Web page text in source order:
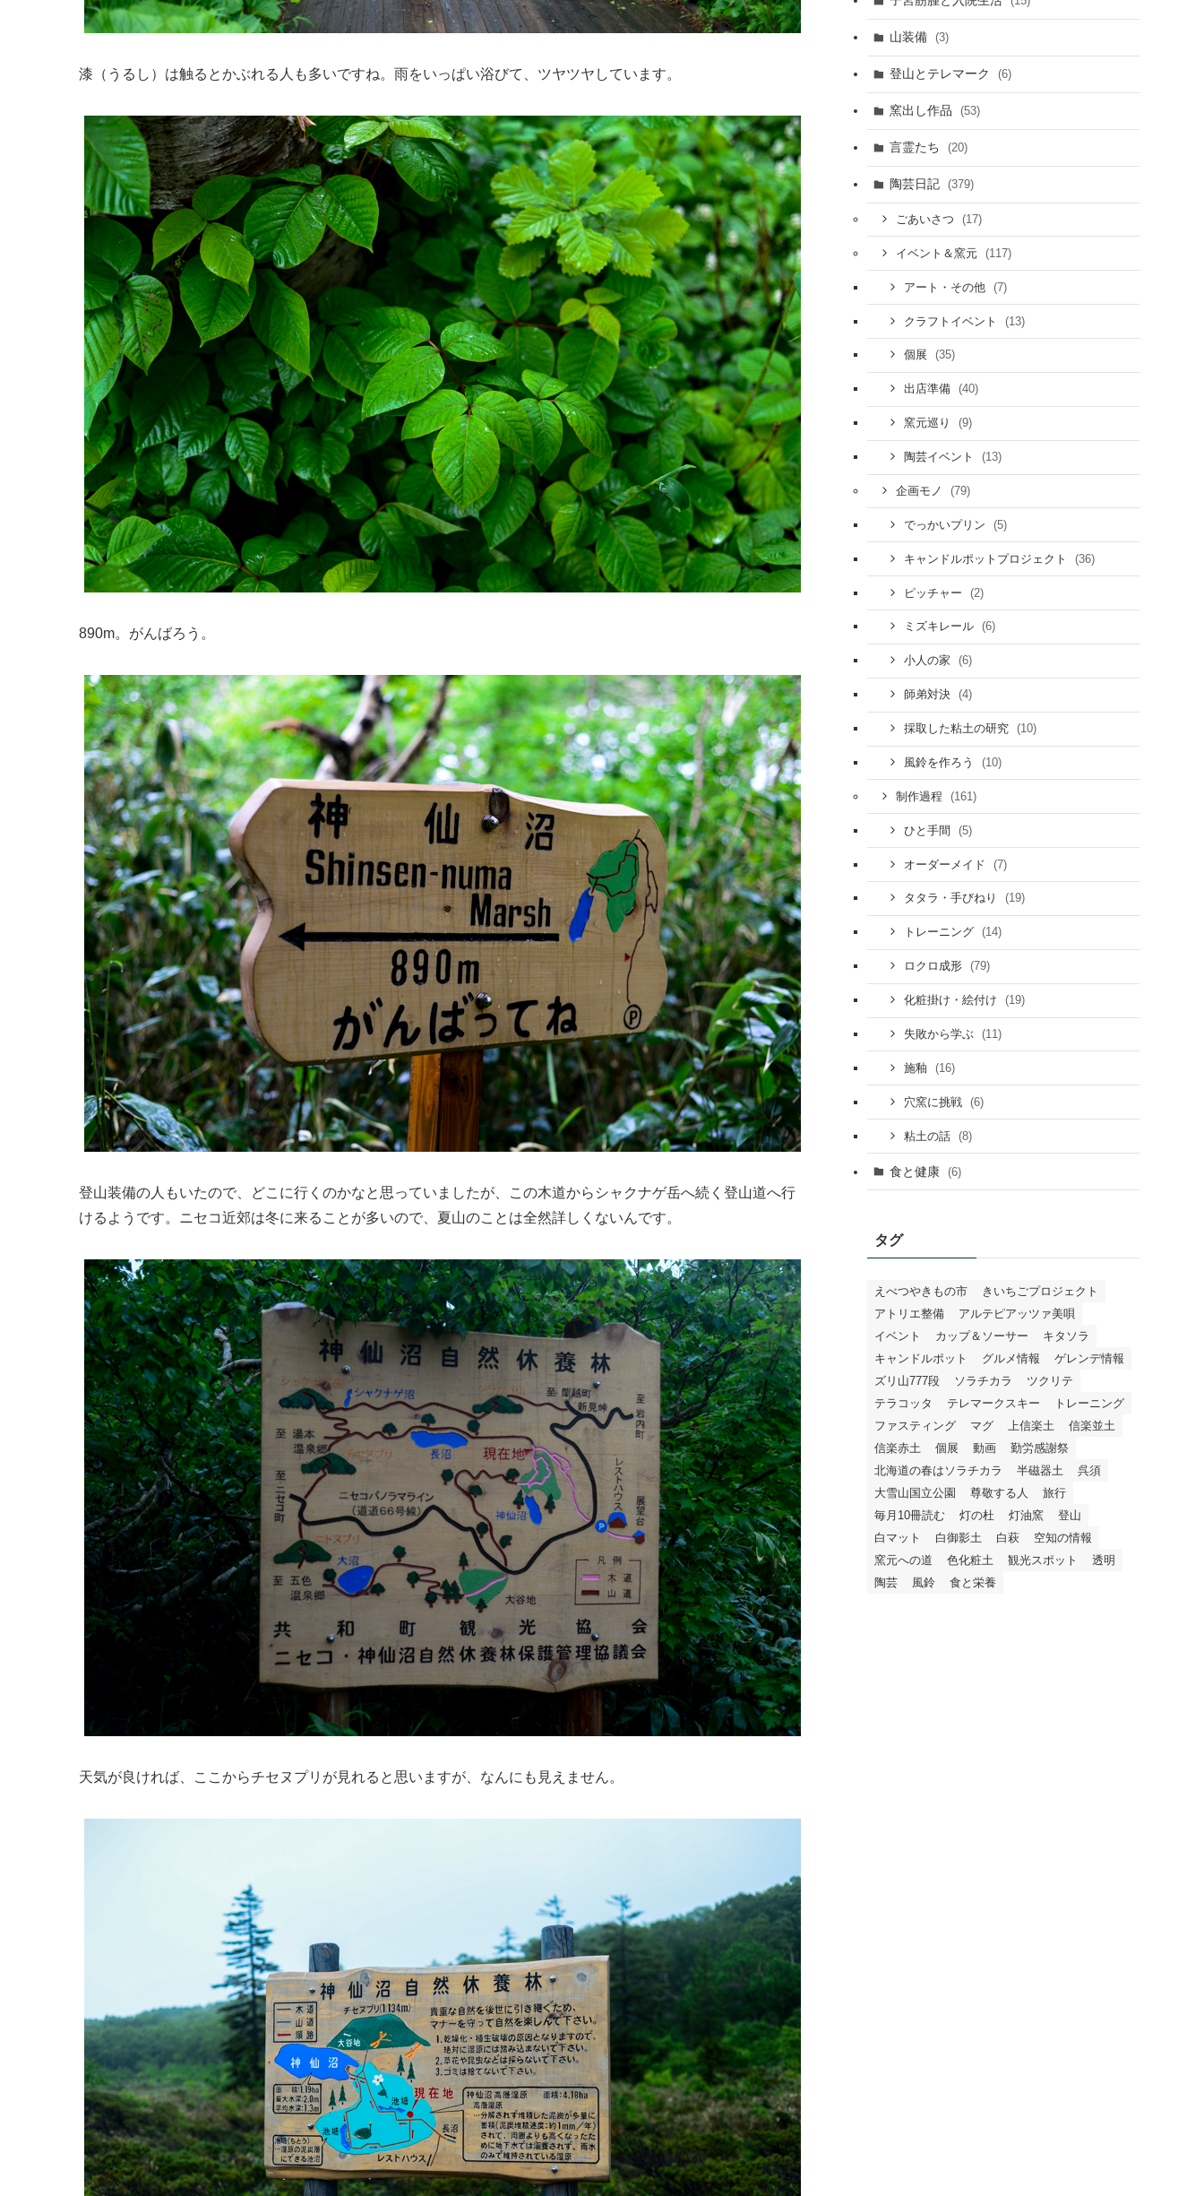
漆（うるし）は触るとかぶれる人も多いですね。雨をいっぱい浴びて、ツヤツヤしています。
890m。がんばろう。
登山装備の人もいたので、どこに行くのかなと思っていましたが、この木道からシャクナゲ岳へ続く登山道へ行
けるようです。ニセコ近郊は冬に来ることが多いので、夏山のことは全然詳しくないんです。
天気が良ければ、ここからチセヌプリが見れると思いますが、なんにも見えません。
山装備 (3)
登山とテレマーク (6)
窯出し作品 (53)
言霊たち (20)
陶芸日記 (379)
ごあいさつ (17)
イベント＆窯元 (117)
アート・その他 (7)
クラフトイベント (13)
個展 (35)
出店準備 (40)
窯元巡り (9)
陶芸イベント (13)
企画モノ (79)
でっかいプリン (5)
キャンドルポットプロジェクト (36)
ピッチャー (2)
ミズキレール (6)
小人の家 (6)
師弟対決 (4)
採取した粘土の研究 (10)
風鈴を作ろう (10)
制作過程 (161)
ひと手間 (5)
オーダーメイド (7)
タタラ・手びねり (19)
トレーニング (14)
ロクロ成形 (79)
化粧掛け・絵付け (19)
失敗から学ぶ (11)
施釉 (16)
穴窯に挑戦 (6)
粘土の話 (8)
食と健康 (6)
タグ
えべつやきもの市
きいちごプロジェクト
アトリエ整備
アルテピアッツァ美唄
イベント
カップ＆ソーサー
キタソラ
キャンドルポット
グルメ情報
ゲレンデ情報
ズリ山777段
ソラチカラ
ツクリテ
テラコッタ
テレマークスキー
トレーニング
ファスティング
マグ 上信楽土
信楽並土
信楽赤土
個展 動画
勤労感謝祭
北海道の春はソラチカラ
半磁器土
呉須
大雪山国立公園
尊敬する人
旅行
毎月10冊読む
灯の杜 灯油窯
登山
白マット
白御影土 白萩
空知の情報
窯元への道
色化粧土 観光スポット
透明
陶芸
風鈴 食と栄養